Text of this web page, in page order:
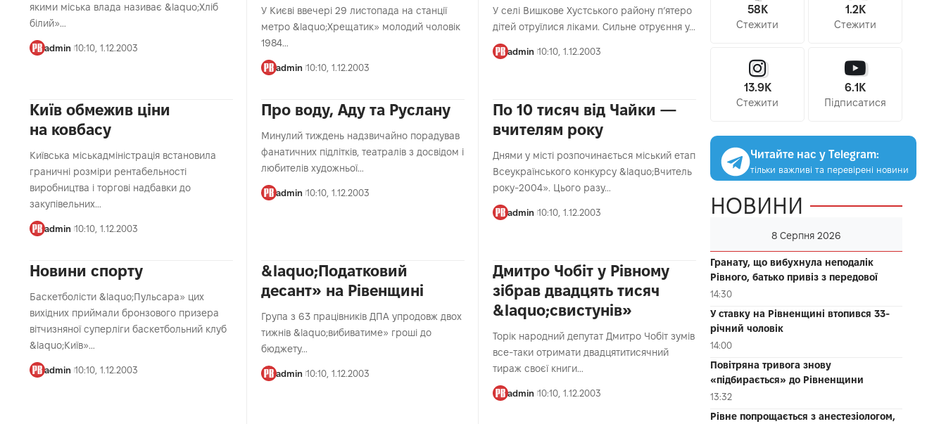
якими міська влада називає &laquo;Хліб
білий»…
admin 10:10, 1.12.2003
У Києві ввечері 29 листопада на станції
метро &laquo;Хрещатик» молодий чоловік
1984…
admin 10:10, 1.12.2003
У селі Вишкове Хустського району п’ятеро
дітей отруїлися ліками. Сильне отруєння у…
admin 10:10, 1.12.2003
Київ обмежив ціни
на ковбасу
Київська міськадміністрація встановила
граничні розміри рентабельності
виробництва і торгові надбавки до
закупівельних…
admin 10:10, 1.12.2003
Про воду, Аду та Руслану
Минулий тиждень надзвичайно порадував
фанатичних підлітків, театралів з досвідом і
любителів художньої…
admin 10:10, 1.12.2003
По 10 тисяч від Чайки —
вчителям року
Днями у місті розпочинається міський етап
Всеукраїнського конкурсу &laquo;Вчитель
року-2004». Цього разу…
admin 10:10, 1.12.2003
Новини спорту
Баскетболісти &laquo;Пульсара» цих
вихідних приймали бронзового призера
вітчизняної суперліги баскетбольний клуб
&laquo;Київ»…
admin 10:10, 1.12.2003
&laquo;Податковий
десант» на Рівенщині
Група з 63 працівників ДПА упродовж двох
тижнів &laquo;вибиватиме» гроші до
бюджету…
admin 10:10, 1.12.2003
Дмитро Чобіт у Рівному
зібрав двадцять тисяч
&laquo;свистунів»
Торік народний депутат Дмитро Чобіт зумів
все-таки отримати двадцятитисячний
тираж своєї книги…
admin 10:10, 1.12.2003
58K
Стежити
1.2K
Стежити
13.9K
Стежити
6.1K
Підписатися
Читайте нас у Telegram:
тільки важливі та перевірені новини
НОВИНИ
8 Серпня 2026
Гранату, що вибухнула неподалік
Рівного, батько привіз з передової
14:30
У ставку на Рівненщині втопився 33-
річний чоловік
14:00
Повітряна тривога знову
«підбирається» до Рівненщини
13:32
Рівне попрощається з анестезіологом,